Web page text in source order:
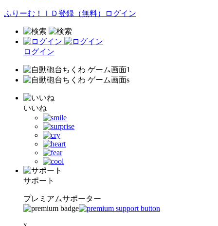
ふりーむ！ＩＤ登録（無料） ログイン
ログイン
いいね
サポート
プレミアムサポーター